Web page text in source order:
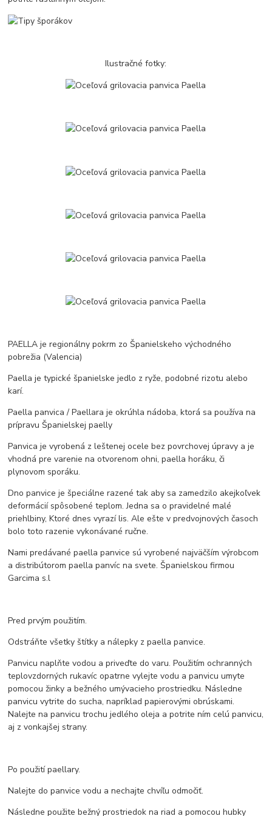
Ilustračné fotky:
PAELLA je regionálny pokrm zo Španielskeho východného
pobrežia (Valencia)
Paella je typické španielske jedlo z ryže, podobné rizotu alebo
karí.
Paella panvica / Paellara je okrúhla nádoba, ktorá sa používa na
prípravu Španielskej paelly
Panvica je vyrobená z leštenej ocele bez povrchovej úpravy a je
vhodná pre varenie na otvorenom ohni, paella horáku, či
plynovom sporáku.
Dno panvice je špeciálne razené tak aby sa zamedzilo akejkoľvek
deformácií spôsobené teplom. Jedna sa o pravidelné malé
priehlbiny, Ktoré dnes vyrazí lis. Ale ešte v predvojnových časoch
bolo toto razenie vykonávané ručne.
Nami predávané paella panvice sú vyrobené najväčším výrobcom
a distribútorom paella panvíc na svete. Španielskou firmou
Garcima s.l
Pred prvým použitím.
Odstráňte všetky štítky a nálepky z paella panvice.
Panvicu naplňte vodou a priveďte do varu. Použitím ochranných
teplovzdorných rukavíc opatrne vylejte vodu a panvicu umyte
pomocou žinky a bežného umývacieho prostriedku. Následne
panvicu vytrite do sucha, napríklad papierovými obrúskami.
Nalejte na panvicu trochu jedlého oleja a potrite ním celú panvicu,
aj z vonkajšej strany.
Po použití paellary.
Nalejte do panvice vodu a nechajte chvíľu odmočiť.
Následne použite bežný prostriedok na riad a pomocou hubky